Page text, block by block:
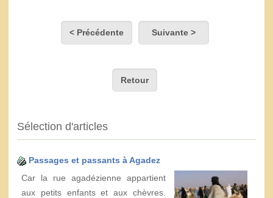
< Précédente Suivante >
Retour
Sélection d'articles
Passages et passants à Agadez
Car la rue agadézienne appartient
aux petits enfants et aux chèvres.